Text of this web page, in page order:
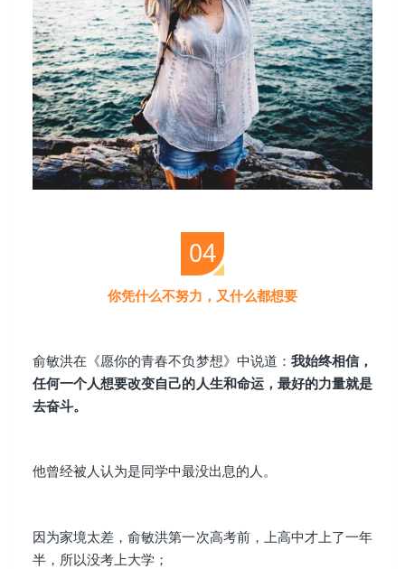
04
你凭什么不努力，又什么都想要
俞敏洪在《愿你的青春不负梦想》中说道： 我始终相信，
任何一个人想要改变自己的人生和命运，最好的力量就是
去奋斗。
他曾经被人认为是同学中最没出息的人。
因为家境太差，俞敏洪第一次高考前，上高中才上了一年
半，所以没考上大学；